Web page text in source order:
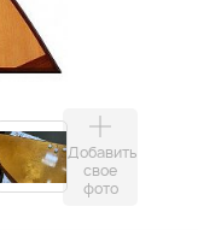
Добавить
свое
фото